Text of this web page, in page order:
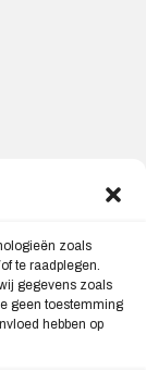
zoals
te raadplegen.
gegevens zoals
geen toestemming
hebben op